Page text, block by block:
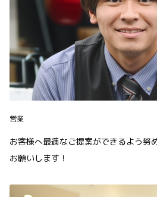
営業
お客様へ最適なご提案ができるよう努
お願いします！